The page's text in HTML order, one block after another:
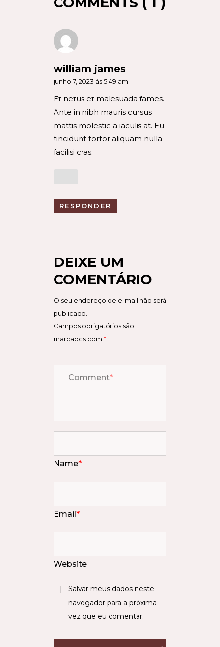
william james
junho 7, 2023 às 5:49 am
Et netus et malesuada fames.
Ante in nibh mauris cursus
mattis molestie a iaculis at. Eu
tincidunt tortor aliquam nulla
facilisi cras.
RESPONDER
DEIXE UM
COMENTÁRIO
O seu endereço de e-mail não será
publicado.
Campos obrigatórios são
marcados com *
Comment*
Name*
Email*
Website
Salvar meus dados neste
navegador para a próxima
vez que eu comentar.